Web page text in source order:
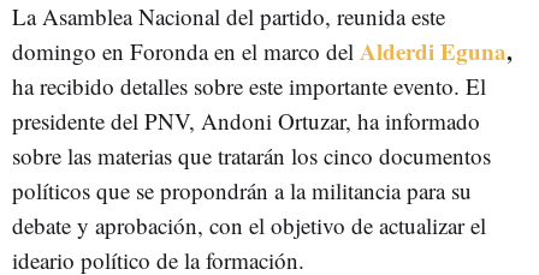
La Asamblea Nacional del partido, reunida este
domingo en Foronda en el marco del Alderdi Eguna,
ha recibido detalles sobre este importante evento. El
presidente del PNV, Andoni Ortuzar, ha informado
sobre las materias que tratarán los cinco documentos
políticos que se propondrán a la militancia para su
debate y aprobación, con el objetivo de actualizar el
ideario político de la formación.